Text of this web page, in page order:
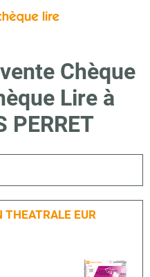
Chèque
Lire à
PERRET
THEATRALE EUR